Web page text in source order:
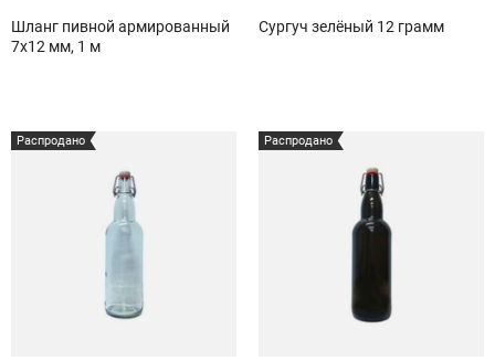
Шланг пивной армированный
7х12 мм, 1 м
Сургуч зелёный 12 грамм
Распродано Распродано